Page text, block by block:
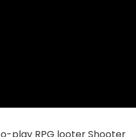
play RPG looter Shooter